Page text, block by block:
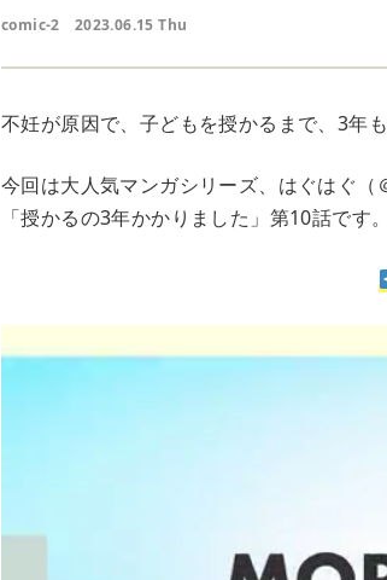
comic-2 2023.06.15 Thu
不妊が原因で、子どもを授かるまで、3年
今回は大人気マンガシリーズ、はぐはぐ
「授かるの3年かかりました」第10話です。